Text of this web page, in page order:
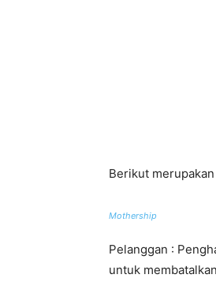
Berikut
Mothership
Pelanggan :
untuk